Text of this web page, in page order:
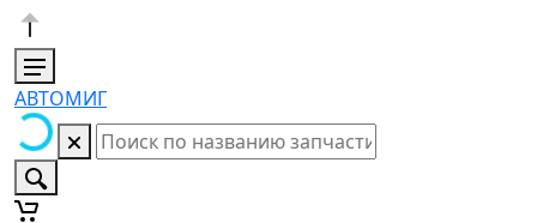
АВТОМИГ